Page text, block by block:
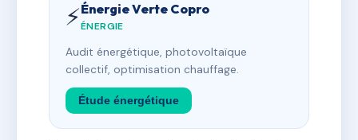
⚡Énergie Verte Copro
ÉNERGIE
Audit énergétique, photovoltaïque
collectif, optimisation chauffage.
Étude énergétique